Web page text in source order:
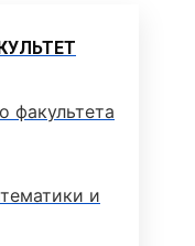
факультета
и